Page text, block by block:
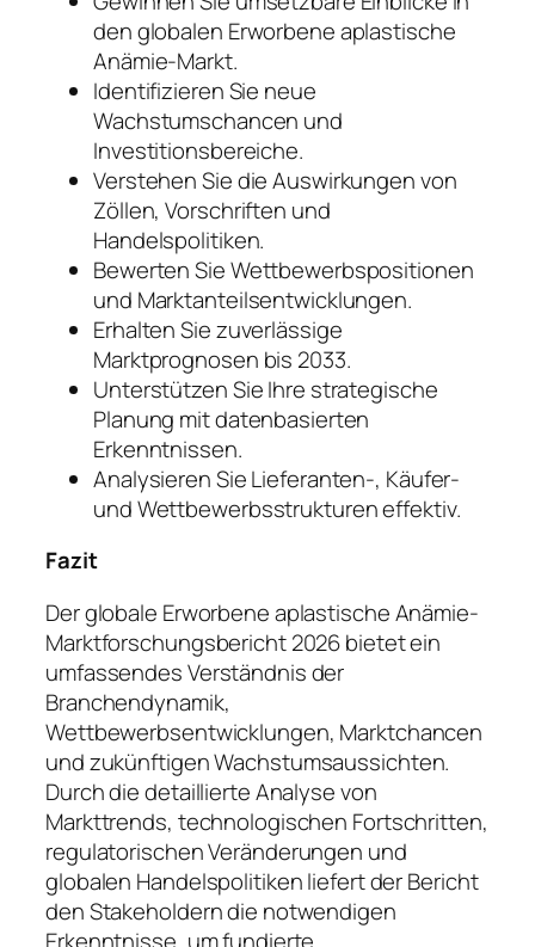
den globalen Erworbene aplastische
Anämie-Markt.
Identifizieren Sie neue
Wachstumschancen und
Investitionsbereiche.
Verstehen Sie die Auswirkungen von
Zöllen, Vorschriften und
Handelspolitiken.
Bewerten Sie Wettbewerbspositionen
und Marktanteilsentwicklungen.
Erhalten Sie zuverlässige
Marktprognosen bis 2033.
Unterstützen Sie Ihre strategische
Planung mit datenbasierten
Erkenntnissen.
Analysieren Sie Lieferanten-, Käufer-
und Wettbewerbsstrukturen effektiv.
Fazit
Der globale Erworbene aplastische Anämie-
Marktforschungsbericht 2026 bietet ein
umfassendes Verständnis der
Branchendynamik,
Wettbewerbsentwicklungen, Marktchancen
und zukünftigen Wachstumsaussichten.
Durch die detaillierte Analyse von
Markttrends, technologischen Fortschritten,
regulatorischen Veränderungen und
globalen Handelspolitiken liefert der Bericht
den Stakeholdern die notwendigen